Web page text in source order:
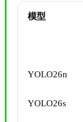
模型
YOLO26n
YOLO26s